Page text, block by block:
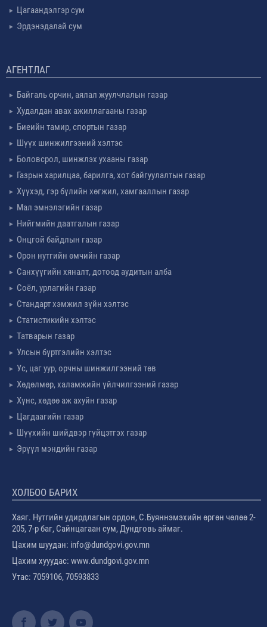
Цагаандэлгэр сум
Эрдэнэдалай сум
АГЕНТЛАГ
Байгаль орчин, аялал жуулчлалын газар
Худалдан авах ажиллагааны газар
Биеийн тамир, спортын газар
Шүүх шинжилгээний хэлтэс
Боловсрол, шинжлэх ухааны газар
Газрын харилцаа, барилга, хот байгуулалтын газар
Хүүхэд, гэр бүлийн хөгжил, хамгааллын газар
Мал эмнэлэгийн газар
Нийгмийн даатгалын газар
Онцгой байдлын газар
Орон нутгийн өмчийн газар
Санхүүгийн хяналт, дотоод аудитын алба
Соёл, урлагийн газар
Стандарт хэмжил зүйн хэлтэс
Статистикийн хэлтэс
Татварын газар
Улсын бүртгэлийн хэлтэс
Ус, цаг уур, орчны шинжилгээний төв
Хөдөлмөр, халамжийн үйлчилгээний газар
Хүнс, хөдөө аж ахуйн газар
Цагдаагийн газар
Шүүхийн шийдвэр гүйцэтгэх газар
Эрүүл мэндийн газар
ХОЛБОО БАРИХ
Хаяг. Нутгийн удирдлагын ордон, С.Буяннэмэхийн өргөн чөлөө 2-
205, 7-р баг, Сайнцагаан сум, Дундговь аймаг.
Цахим шуудан: info@dundgovi.gov.mn
Цахим хууудас: www.dundgovi.gov.mn
Утас: 7059106, 70593833